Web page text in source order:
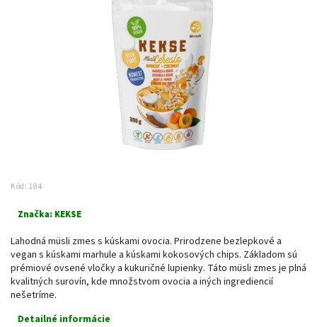
Kód: 184
Značka: KEKSE
Lahodná müsli zmes s kúskami ovocia. Prirodzene bezlepkové a
vegan s kúskami marhule a kúskami kokosových chips. Základom sú
prémiové ovsené vločky a kukuričné lupienky. Táto müsli zmes je plná
kvalitných surovín, kde množstvom ovocia a iných ingrediencií
nešetríme.
Detailné informácie